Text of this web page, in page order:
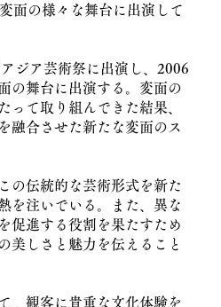
面の様々な舞台に出演して
ジア芸術祭に出演し、2006
の舞台に出演する。変面の
って取り組んできた結果、
融合させた新たな変面のス
の伝統的な芸術形式を新た
を注いでいる。また、異な
促進する役割を果たすため
美しさと魅力を伝えること
、観客に貴重な文化体験を